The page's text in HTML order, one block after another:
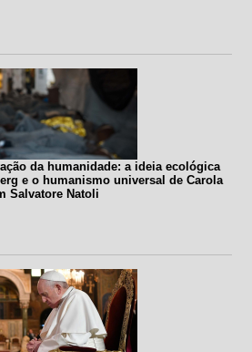
da humanidade: a ideia ecológica
e o humanismo universal de Carola
Salvatore Natoli